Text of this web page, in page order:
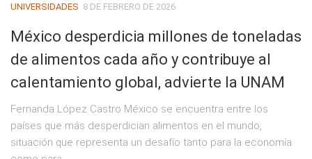
UNIVERSIDADES 8 DE FEBRERO DE 2026
México desperdicia millones de toneladas
de alimentos cada año y contribuye al
calentamiento global, advierte la UNAM
Fernanda López Castro México se encuentra entre los
países que más desperdician alimentos en el mundo,
situación que representa un desafío tanto para la economía